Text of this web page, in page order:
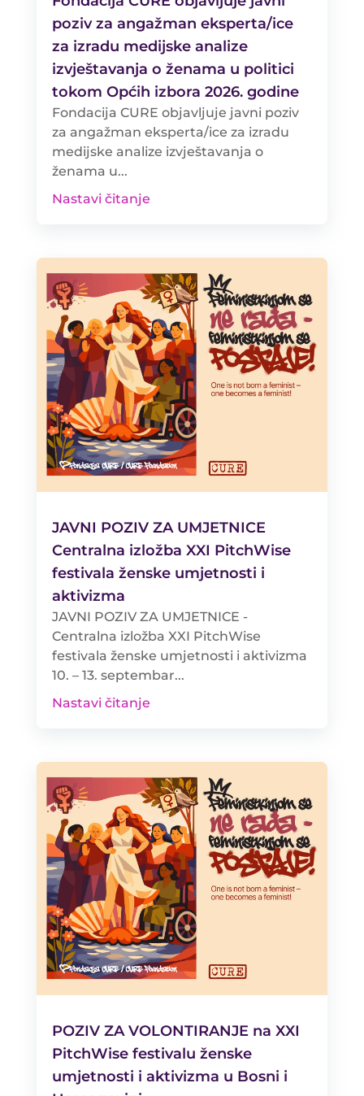
poziv za angažman eksperta/ice
za izradu medijske analize
izvještavanja o ženama u politici
tokom Općih izbora 2026. godine
Fondacija CURE objavljuje javni poziv
za angažman eksperta/ice za izradu
medijske analize izvještavanja o
ženama u...
Nastavi čitanje
JAVNI POZIV ZA UMJETNICE
Centralna izložba XXI PitchWise
festivala ženske umjetnosti i
aktivizma
JAVNI POZIV ZA UMJETNICE -
Centralna izložba XXI PitchWise
festivala ženske umjetnosti i aktivizma
10. – 13. septembar...
Nastavi čitanje
POZIV ZA VOLONTIRANJE na XXI
PitchWise festivalu ženske
umjetnosti i aktivizma u Bosni i